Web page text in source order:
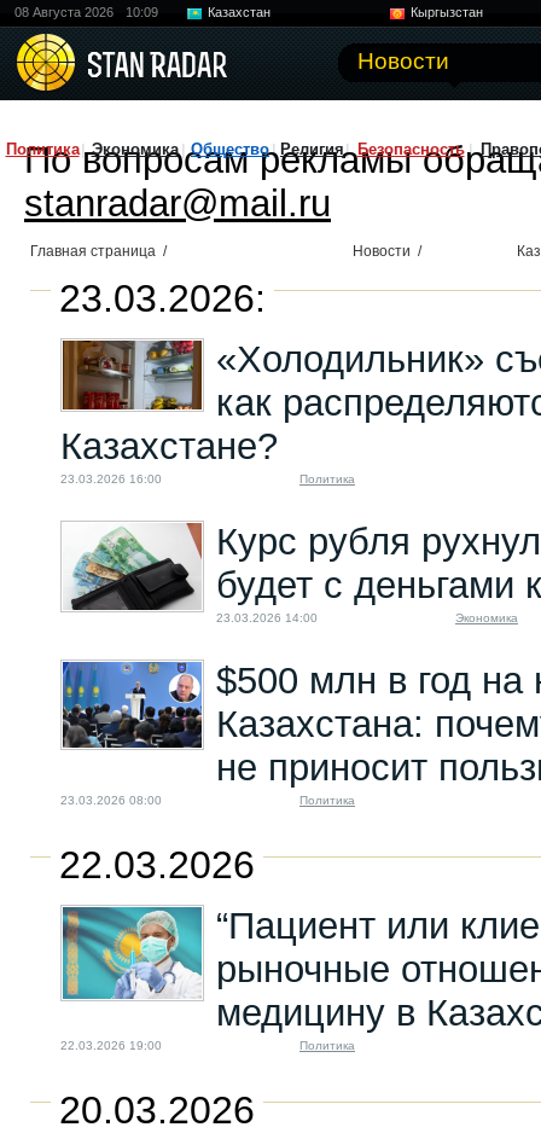
08 Августа 2026 10:09 Казахстан
Кыргызстан
Новости
Политика Экономика Общество Религия Безопасность
По вопросам рекламы
stanradar@mail.ru
Главная страница / Новости /
23.03.2026:
«Холодильник»
как
Казахстане?
23.03.2026 16:00 Политика
Курс рубля
будет с деньгами
23.03.2026 14:00 Экономика
$500 млн в год на
Казахстана:
не приносит
23.03.2026 08:00 Политика
22.03.2026
“Пациент или
рыночные
медицину в
22.03.2026 19:00 Политика
20.03.2026